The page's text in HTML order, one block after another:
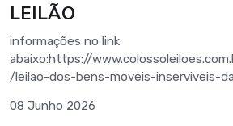
LEILÃO
informações no link
abaixo:https://
/leilao-dos-bens-moveis-inserviveis-
08 Junho 2026